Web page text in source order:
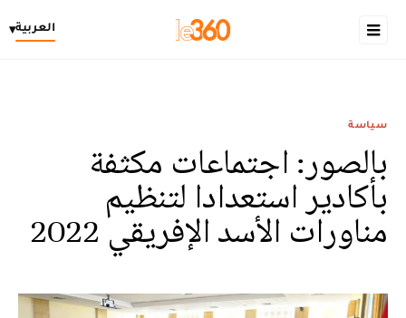
العربية▾
سياسة
بالصور: اجتماعات مكثفة
بأكادير استعدادا لتنظيم
مناورات الأسد الإفريقي 2022